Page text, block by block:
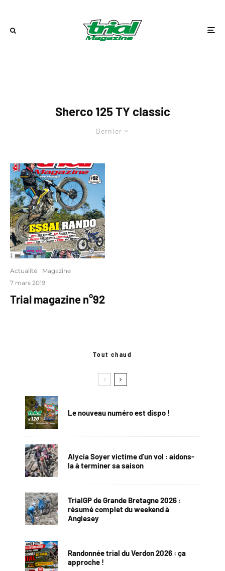
Sherco 125 TY classic
Dernier
Actualité Magazine ·
7 mars 2019
Trial magazine n°92
Tout chaud
Le nouveau numéro est dispo !
Alycia Soyer victime d’un vol : aidons-
la à terminer sa saison
TrialGP de Grande Bretagne 2026 :
résumé complet du weekend à
Anglesey
Randonnée trial du Verdon 2026 : ça
approche !